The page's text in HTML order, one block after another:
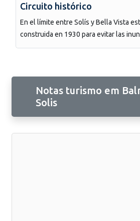
Circuito histórico
En el límite entre Solís y Bella Vista
construida en 1930 para evitar las
Notas turismo em
Solis